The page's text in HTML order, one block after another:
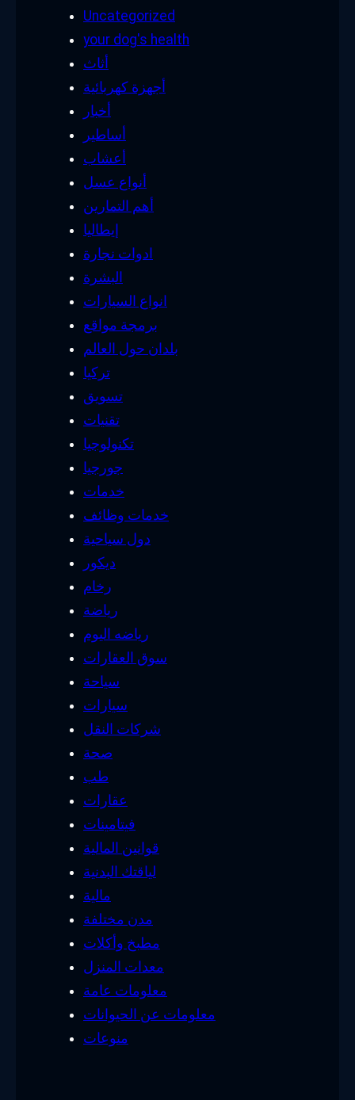
Uncategorized
your dog's health
أثاث
أجهزة كهربائية
أخبار
أساطير
أعشاب
أنواع عسل
أهم التمارين
إيطاليا
ادوات نجارة
البشرة
انواع السيارات
برمجة مواقع
بلدان حول العالم
تركيا
تسويق
تقنيات
تكنولوجيا
جورجيا
خدمات
خدمات وظائف
دول سياحية
ديكور
رخام
رياضة
رياضه اليوم
سوق العقارات
سياحة
سيارات
شركات النقل
صحة
طب
عقارات
فيتامينات
قوانين المالية
لياقتك البدنية
مالية
مدن مختلفة
مطبخ وأكلات
معدات المنزل
معلومات عامة
معلومات عن الحيوانات
منوعات